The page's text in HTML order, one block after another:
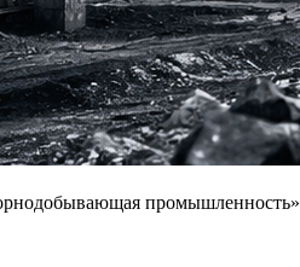
промышленность»